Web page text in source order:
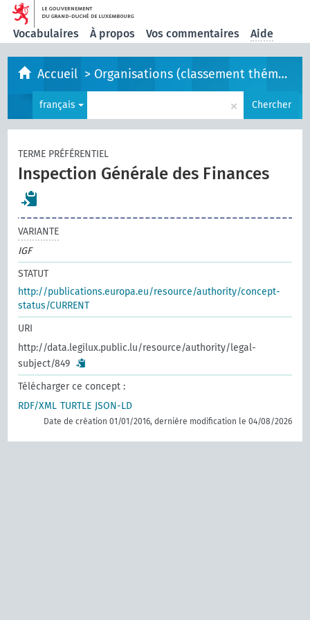
Vocabulaires À propos Vos commentaires Aide
Accueil > Organisations (classement thématique)
français × Chercher
TERME PRÉFÉRENTIEL
Inspection Générale des Finances
VARIANTE
IGF
STATUT
http://publications.europa.eu/resource/authority/concept-
status/CURRENT
URI
http://data.legilux.public.lu/resource/authority/legal-
subject/849
Télécharger ce concept :
RDF/XML TURTLE JSON-LD
Date de création 01/01/2016, dernière modification le 04/08/2026